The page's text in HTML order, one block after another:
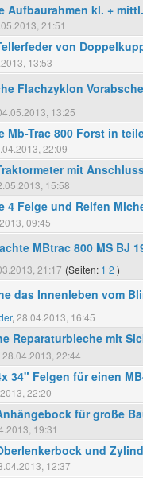
Aufbaurahmen kl. +
21:51
von
13:53
Flachzyklon
13:25
Mb-Trac 800 Forst in
22:09
mit
15:58
4 Felge und Reifen
09:45
MBtrac 800 MS BJ
21:17 (Seiten: 1 2 )
das Innenleben vom
, 28.04.2013, 16:45
Reparaturbleche mit
28.04.2013, 22:44
34" Felgen für einen
22:20
für große
19:31
und
12:37